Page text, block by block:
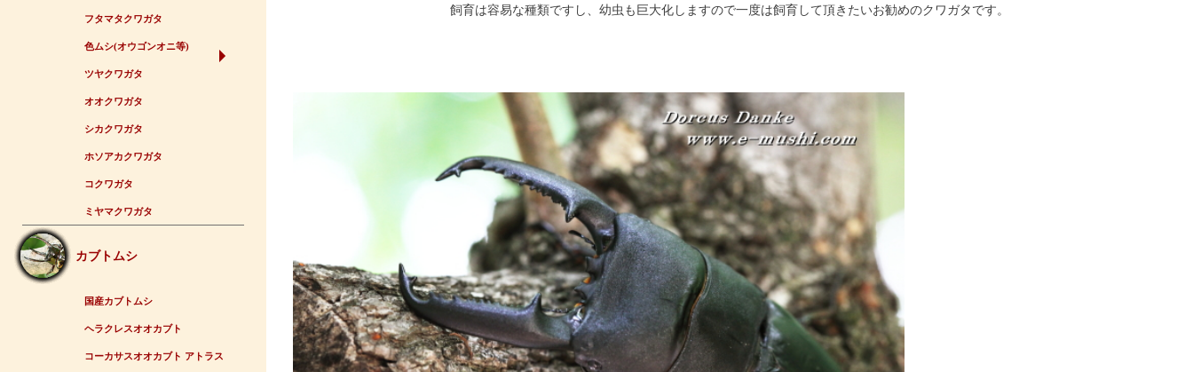
フタマタクワガタ
色ムシ(オウゴンオニ等)
ツヤクワガタ
オオクワガタ
シカクワガタ
ホソアカクワガタ
コクワガタ
ミヤマクワガタ
カブトムシ
国産カブトムシ
ヘラクレスオオカブト
コーカサスオオカブト アトラス
飼育は容易な種類ですし、幼虫も巨大化しますので一度は飼育して頂きたいお勧めのクワガタです。